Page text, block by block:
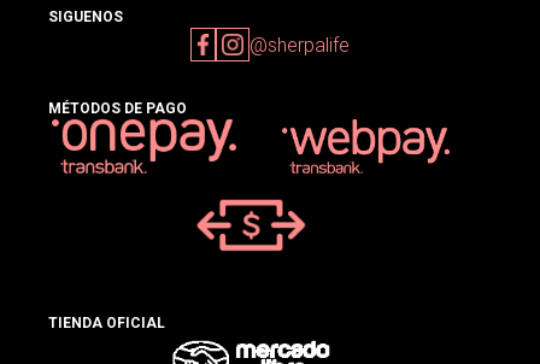
SIGUENOS
@sherpalife
MÉTODOS DE PAGO
TIENDA OFICIAL